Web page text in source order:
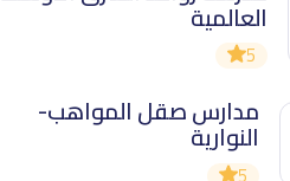
العالمية
5
مدارس صقل المواهب-
النوارية